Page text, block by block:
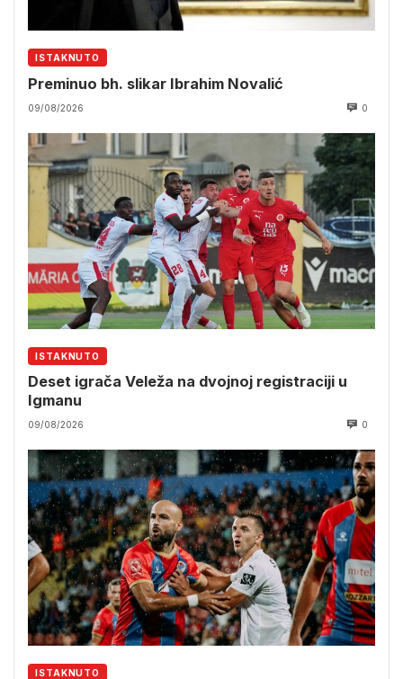
ISTAKNUTO
Preminuo bh. slikar Ibrahim Novalić
09/08/2026 0
ISTAKNUTO
Deset igrača Veleža na dvojnoj registraciji u
Igmanu
09/08/2026 0
ISTAKNUTO